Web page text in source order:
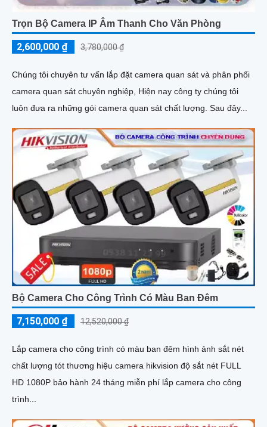
Trọn Bộ Camera IP Âm Thanh Cho Văn Phòng
2,600,000 ₫ 3,780,000 ₫
Chúng tôi chuyên tư vấn lắp đặt camera quan sát và phân phối
camera quan sát chuyên nghiệp, Hiện nay công ty chúng tôi
luôn đưa ra những gói camera quan sát chất lượng. Sau đây...
Bộ Camera Cho Công Trình Có Màu Ban Đêm
7,150,000 ₫ 12,520,000 ₫
Lắp camera cho công trình có màu ban đêm hình ảnh sắt nét
chất lượng tót thương hiệu camera hikvision độ sắt nét FULL
HD 1080P bảo hành 24 tháng miễn phí lắp camera cho công
trình...